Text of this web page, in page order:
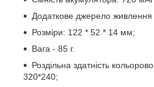
Додаткове джерело живлення
Розміри: 122 * 52 * 14 мм;
Вага - 85 г.
Роздільна здатність
320*240;